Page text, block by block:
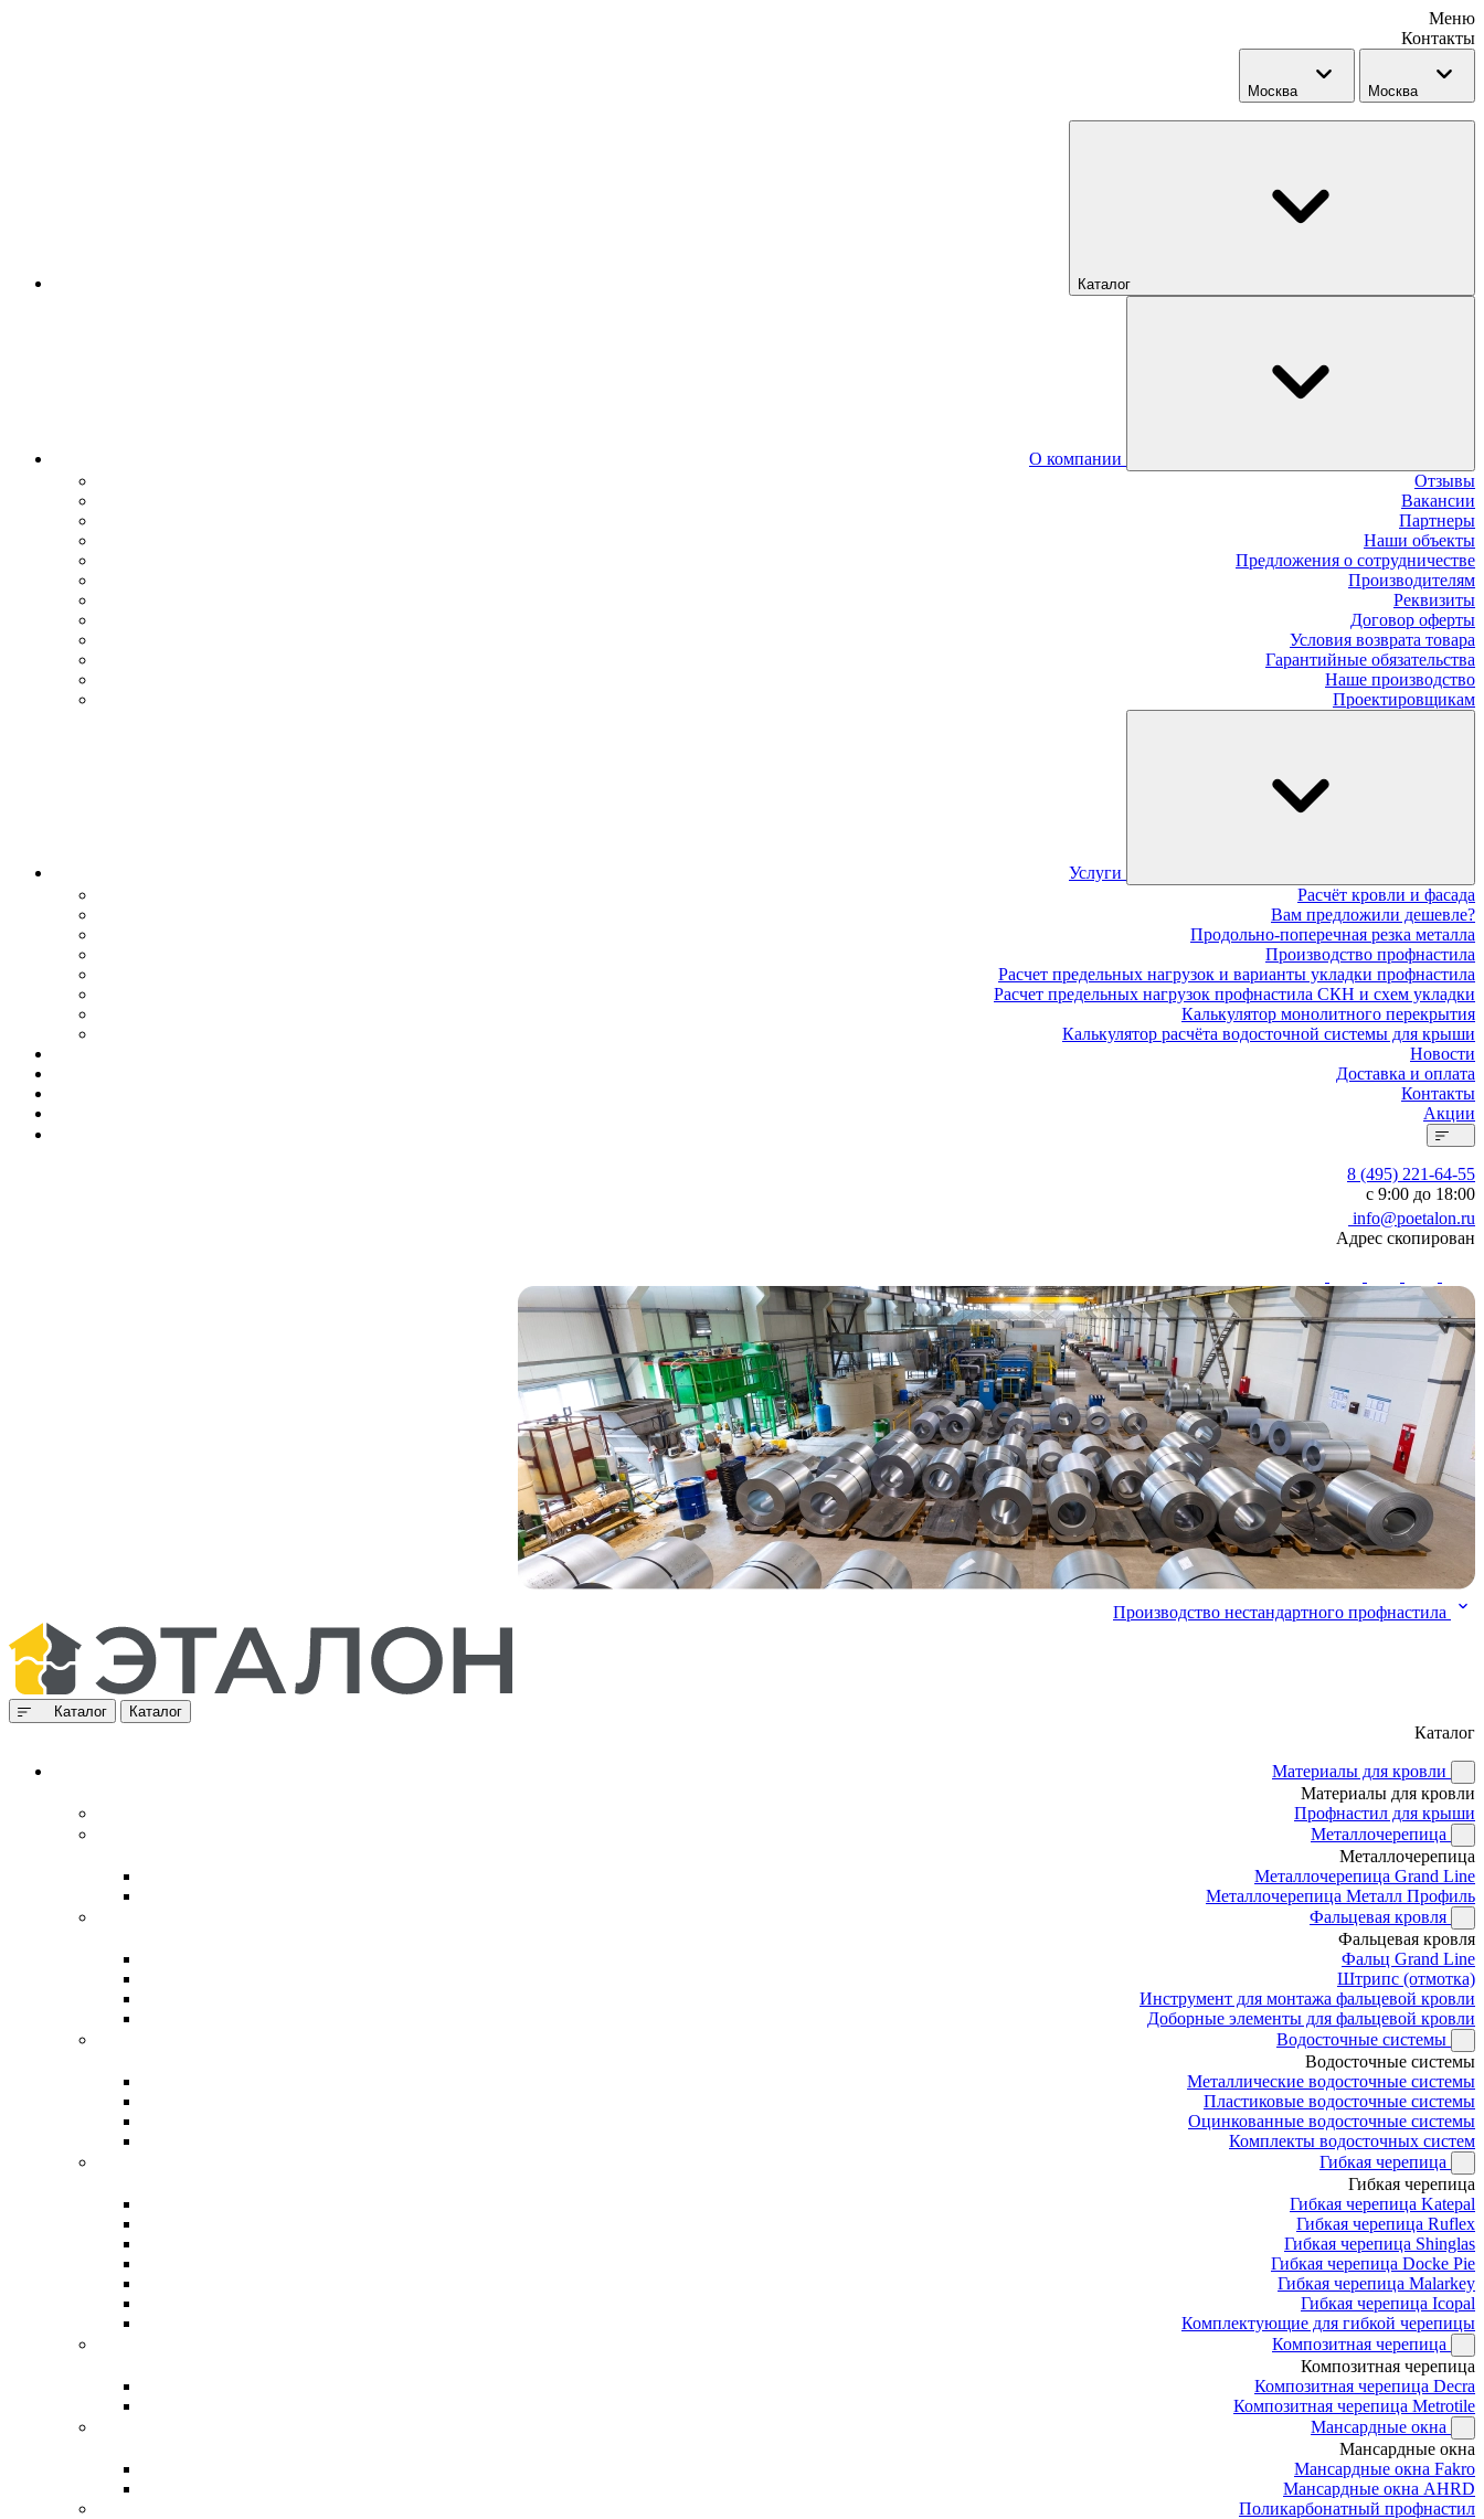
Меню
Контакты
Москва Москва
Каталог
О компании
Отзывы
Вакансии
Партнеры
Наши объекты
Предложения о сотрудничестве
Производителям
Реквизиты
Договор оферты
Условия возврата товара
Гарантийные обязательства
Наше производство
Проектировщикам
Услуги
Расчёт кровли и фасада
Вам предложили дешевле?
Продольно-поперечная резка металла
Производство профнастила
Расчет предельных нагрузок и варианты укладки профнастила
Расчет предельных нагрузок профнастила СКН и схем укладки
Калькулятор монолитного перекрытия
Калькулятор расчёта водосточной системы для крыши
Новости
Доставка и оплата
Контакты
Акции
8 (495) 221-64-55
с 9:00 до 18:00
info@poetalon.ru
Адрес скопирован
Производство нестандартного профнастила
Каталог Каталог
Каталог
Материалы для кровли
Материалы для кровли
Профнастил для крыши
Металлочерепица
Металлочерепица
Металлочерепица Grand Line
Металлочерепица Металл Профиль
Фальцевая кровля
Фальцевая кровля
Фальц Grand Line
Штрипс (отмотка)
Инструмент для монтажа фальцевой кровли
Доборные элементы для фальцевой кровли
Водосточные системы
Водосточные системы
Металлические водосточные системы
Пластиковые водосточные системы
Оцинкованные водосточные системы
Комплекты водосточных систем
Гибкая черепица
Гибкая черепица
Гибкая черепица Katepal
Гибкая черепица Ruflex
Гибкая черепица Shinglas
Гибкая черепица Docke Pie
Гибкая черепица Malarkey
Гибкая черепица Icopal
Комплектующие для гибкой черепицы
Композитная черепица
Композитная черепица
Композитная черепица Decra
Композитная черепица Metrotile
Мансардные окна
Мансардные окна
Мансардные окна Fakro
Мансардные окна AHRD
Поликарбонатный профнастил